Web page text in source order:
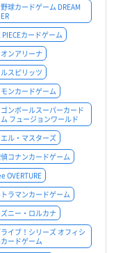
球カードゲーム DREAM
PIECEカードゲーム
ンアリーナ
スピリッツ
ンカードゲーム
ゴンボールスーパーカード
フュージョンワールド
ル・マスターズ
コナンカードゲーム
OVERTURE
ラマンカードゲーム
ニー・ロルカナ
イブ！シリーズ オフィシ
ードゲーム